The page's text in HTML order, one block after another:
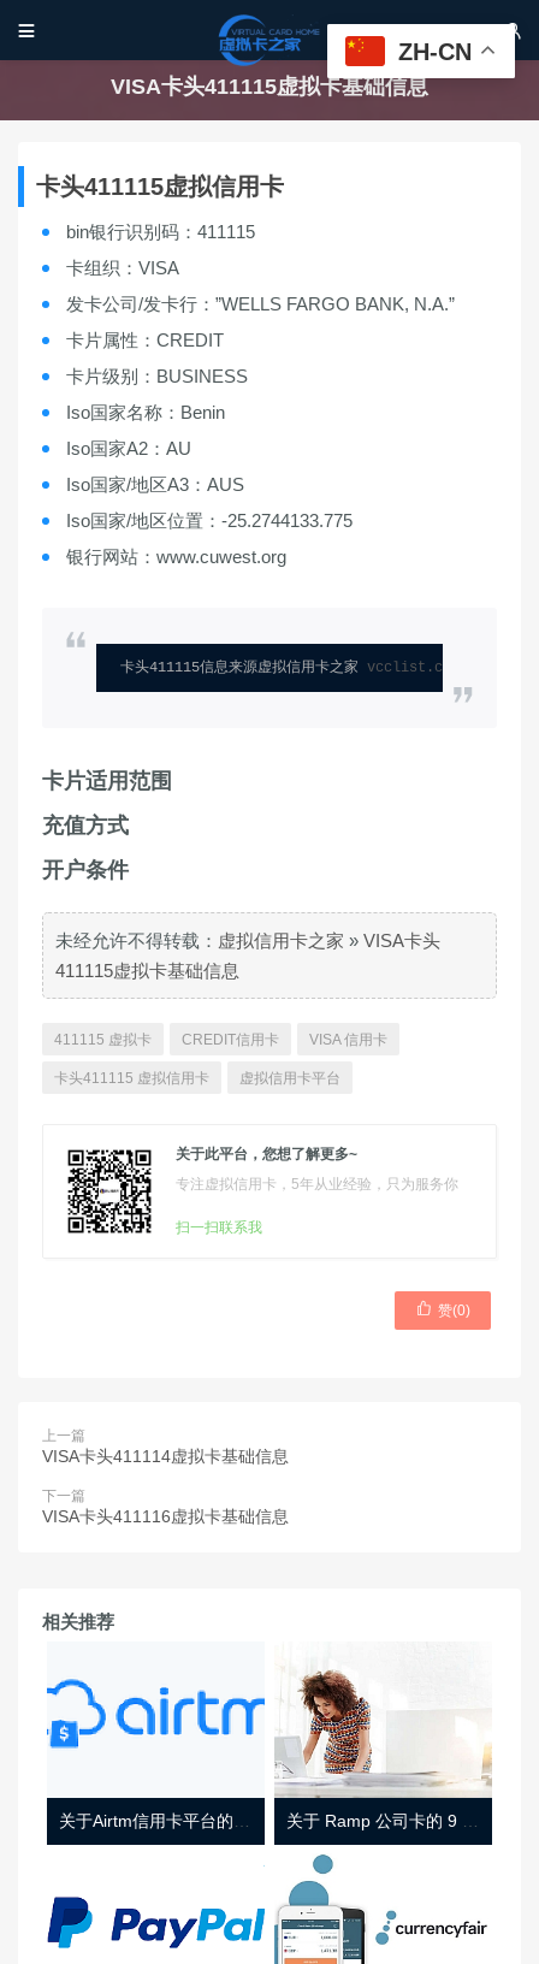
 
VISA卡头411115虚拟卡基础信息
卡头411115虚拟信用卡
bin银行识别码：411115
卡组织：VISA
发卡公司/发卡行：”WELLS FARGO BANK, N.A.”
卡片属性：CREDIT
卡片级别：BUSINESS
Iso国家名称：Benin
Iso国家A2：AU
Iso国家/地区A3：AUS
Iso国家/地区位置：-25.2744133.775
银行网站：www.cuwest.org
卡头411115信息来源虚拟信用卡之家 vcclist.com
卡片适用范围
充值方式
开户条件
未经允许不得转载： 虚拟信用卡之家 » VISA卡头
411115虚拟卡基础信息
411115 虚拟卡 CREDIT信用卡 VISA 信用卡
卡头411115 虚拟信用卡 虚拟信用卡平台
关于此平台，您想了解更多~
专注虚拟信用卡，5年从业经验，只为服务你
扫一扫联系我
 赞(0)
上一篇
VISA卡头411114虚拟卡基础信息
下一篇
VISA卡头411116虚拟卡基础信息
相关推荐
ZH-CN